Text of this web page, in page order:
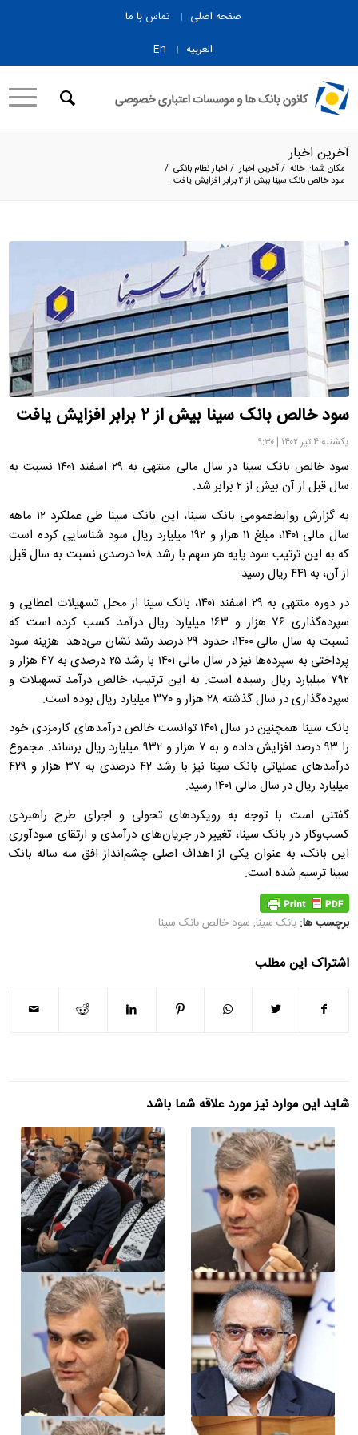
صفحه اصلی
تماس با ما
العربیه
En
آخرین اخبار
مکان شما: خانه /آخرین اخبار / اخبار نظام بانکی /
سود خالص بانک سینا بیش از ۲ برابر افزایش یافت...
سود خالص بانک سینا بیش از ۲ برابر افزایش یافت
یکشنبه ۴ تیر ۱۴۰۲ | ۹:۳۰
سود خالص بانک سینا در سال مالی منتهی به ۲۹ اسفند ۱۴۰۱ نسبت به
سال قبل از آن بیش از ۲ برابر شد.
به گزارش روابط‌عمومی بانک سینا، این بانک سینا طی عملکرد ۱۲ ماهه
سال مالی ۱۴۰۱، مبلغ ۱۱ هزار و ۱۹۲ میلیارد ریال سود شناسایی کرده است
که به این ترتیب سود پایه هر سهم با رشد ۱۰۸ درصدی نسبت به سال قبل
از آن، به ۴۴۱ ریال رسید.
در دوره منتهی به ۲۹ اسفند ۱۴۰۱، بانک سینا از محل تسهیلات اعطایی و
سپرده‌گذاری ۷۶ هزار و ۱۶۳ میلیارد ریال درآمد کسب کرده است که
نسبت به سال مالی ۱۴۰۰، حدود ۲۹ درصد رشد نشان می‌دهد. هزینه سود
پرداختی به سپرده‌ها نیز در سال مالی ۱۴۰۱ با رشد ۲۵ درصدی به ۴۷ هزار و
۷۹۲ میلیارد ریال رسیده است. به این ترتیب، خالص درآمد تسهیلات و
سپرده‌گذاری در سال گذشته ۲۸ هزار و ۳۷۰ میلیارد ریال بوده است.
بانک سینا همچنین در سال ۱۴۰۱ توانست خالص درآمدهای کارمزدی خود
را ۹۳ درصد افزایش داده و به ۷ هزار و ۹۳۲ میلیارد ریال برساند. مجموع
درآمدهای عملیاتی بانک سینا نیز با رشد ۴۲ درصدی به ۳۷ هزار و ۴۲۹
میلیارد ریال در سال مالی ۱۴۰۱ رسید.
گفتنی است با توجه به رویکردهای تحولی و اجرای طرح راهبردی
کسب‌وکار در بانک سینا، تغییر در جریان‌های درآمدی و ارتقای سودآوری
این بانک، به عنوان یکی از اهداف اصلی چشم‌انداز افق سه ساله بانک
سینا ترسیم شده است.
برچسب ها: بانک سینا, سود خالص بانک سینا
اشتراک این مطلب
شاید این موارد نیز مورد علاقه شما باشد